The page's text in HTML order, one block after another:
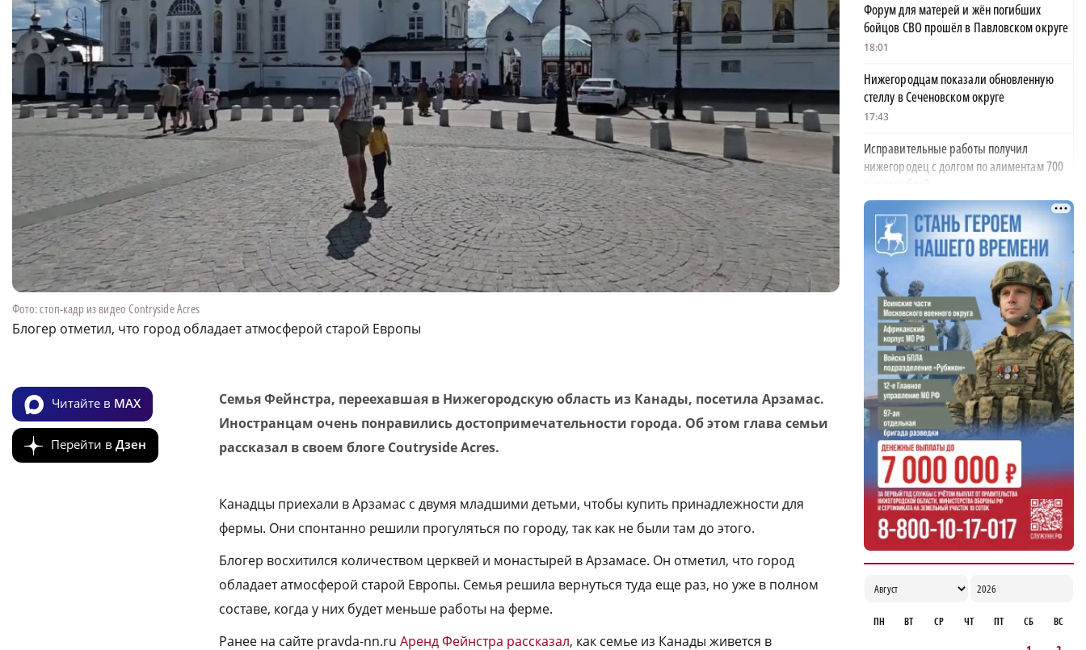
Фото: стоп-кадр из видео Contryside Acres
Блогер отметил, что город обладает атмосферой старой Европы
Читайте в MAX
Перейти в Дзен
Семья Фейнстра, переехавшая в Нижегородскую область из Канады, посетила Арзамас.
Иностранцам очень понравились достопримечательности города. Об этом глава семьи
рассказал в своем блоге Coutryside Acres.
Канадцы приехали в Арзамас с двумя младшими детьми, чтобы купить принадлежности для
фермы. Они спонтанно решили прогуляться по городу, так как не были там до этого.
Блогер восхитился количеством церквей и монастырей в Арзамасе. Он отметил, что город
обладает атмосферой старой Европы. Семья решила вернуться туда еще раз, но уже в полном
составе, когда у них будет меньше работы на ферме.
Ранее на сайте pravda-nn.ru Аренд Фейнстра рассказал, как семье из Канады живется в
Форум для матерей и жён погибших
бойцов СВО прошёл в Павловском округе
18:01
Нижегородцам показали обновленную
стеллу в Сеченовском округе
17:43
Исправительные работы получил
нижегородец с долгом по алиментам 700
тысяч рублей
17:37
Обращения пострадавших продавцов WB
рассмотрят на заседании оперштаба в
августе
17:21
Нижегородская область вошла в число
лидеров научно-популярного туризма
17:10
Специальный концерт «Музыка
балконов» пройдет в Нижнем Новгороде
15 августа
17:06
ПН ВТ СР ЧТ ПТ СБ ВС